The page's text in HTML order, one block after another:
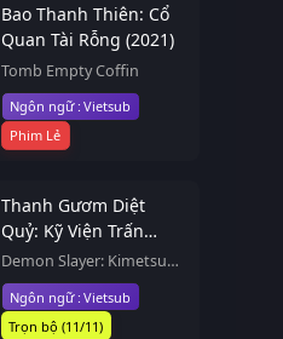
Bao Thanh Thiên: Cổ
Quan Tài Rỗng (2021)
Tomb Empty Coffin
Vietsub
Phim Lẻ
Thanh Gươm Diệt
Quỷ: Kỹ Viện Trấn
(2021)
Demon Slayer: Kimetsu
no Yaiba Entertainment
District Arc, Kimetsu no
Yaiba: Yuukaku-hen
Vietsub
Trọn bộ (11/11)